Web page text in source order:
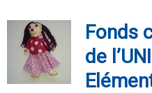
Fonds
de